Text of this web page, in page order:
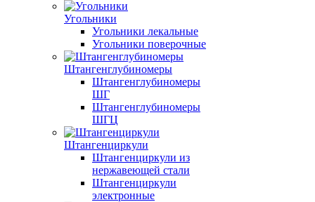
Угольники
Угольники лекальные
Угольники поверочные
Штангенглубиномеры
Штангенглубиномеры
ШГ
Штангенглубиномеры
ШГЦ
Штангенциркули
Штангенциркули из
нержавеющей стали
Штангенциркули
электронные